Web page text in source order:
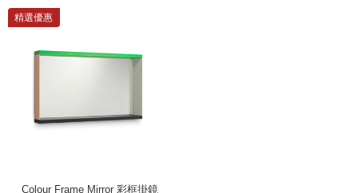
精選優惠
Colour Frame Mirror 彩框掛鏡